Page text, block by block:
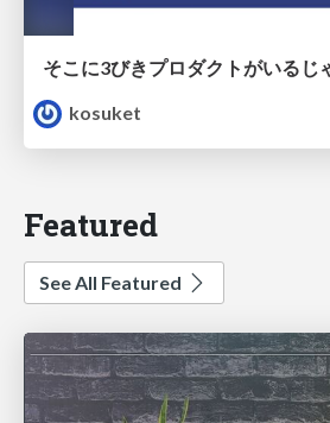
kosuket
Featured
See All Featured